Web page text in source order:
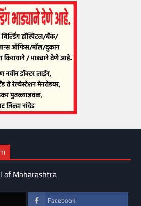
of Maharashtra
Facebook